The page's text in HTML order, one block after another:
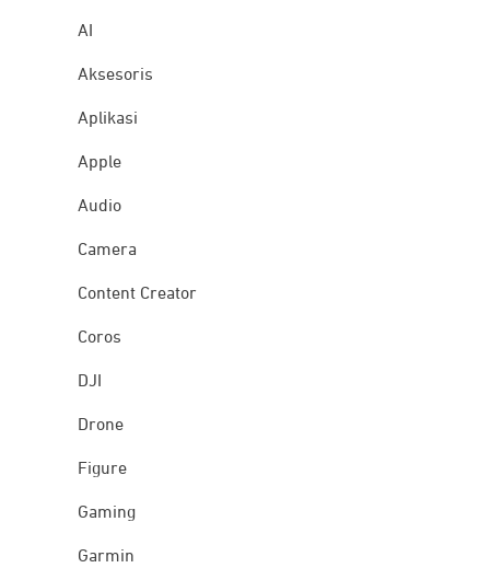
AI
Aksesoris
Aplikasi
Apple
Audio
Camera
Content Creator
Coros
DJI
Drone
Figure
Gaming
Garmin